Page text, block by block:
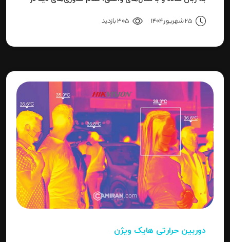
25 شهریور 1404 305 بازدید
دوربین حرارتی هایک ویژن